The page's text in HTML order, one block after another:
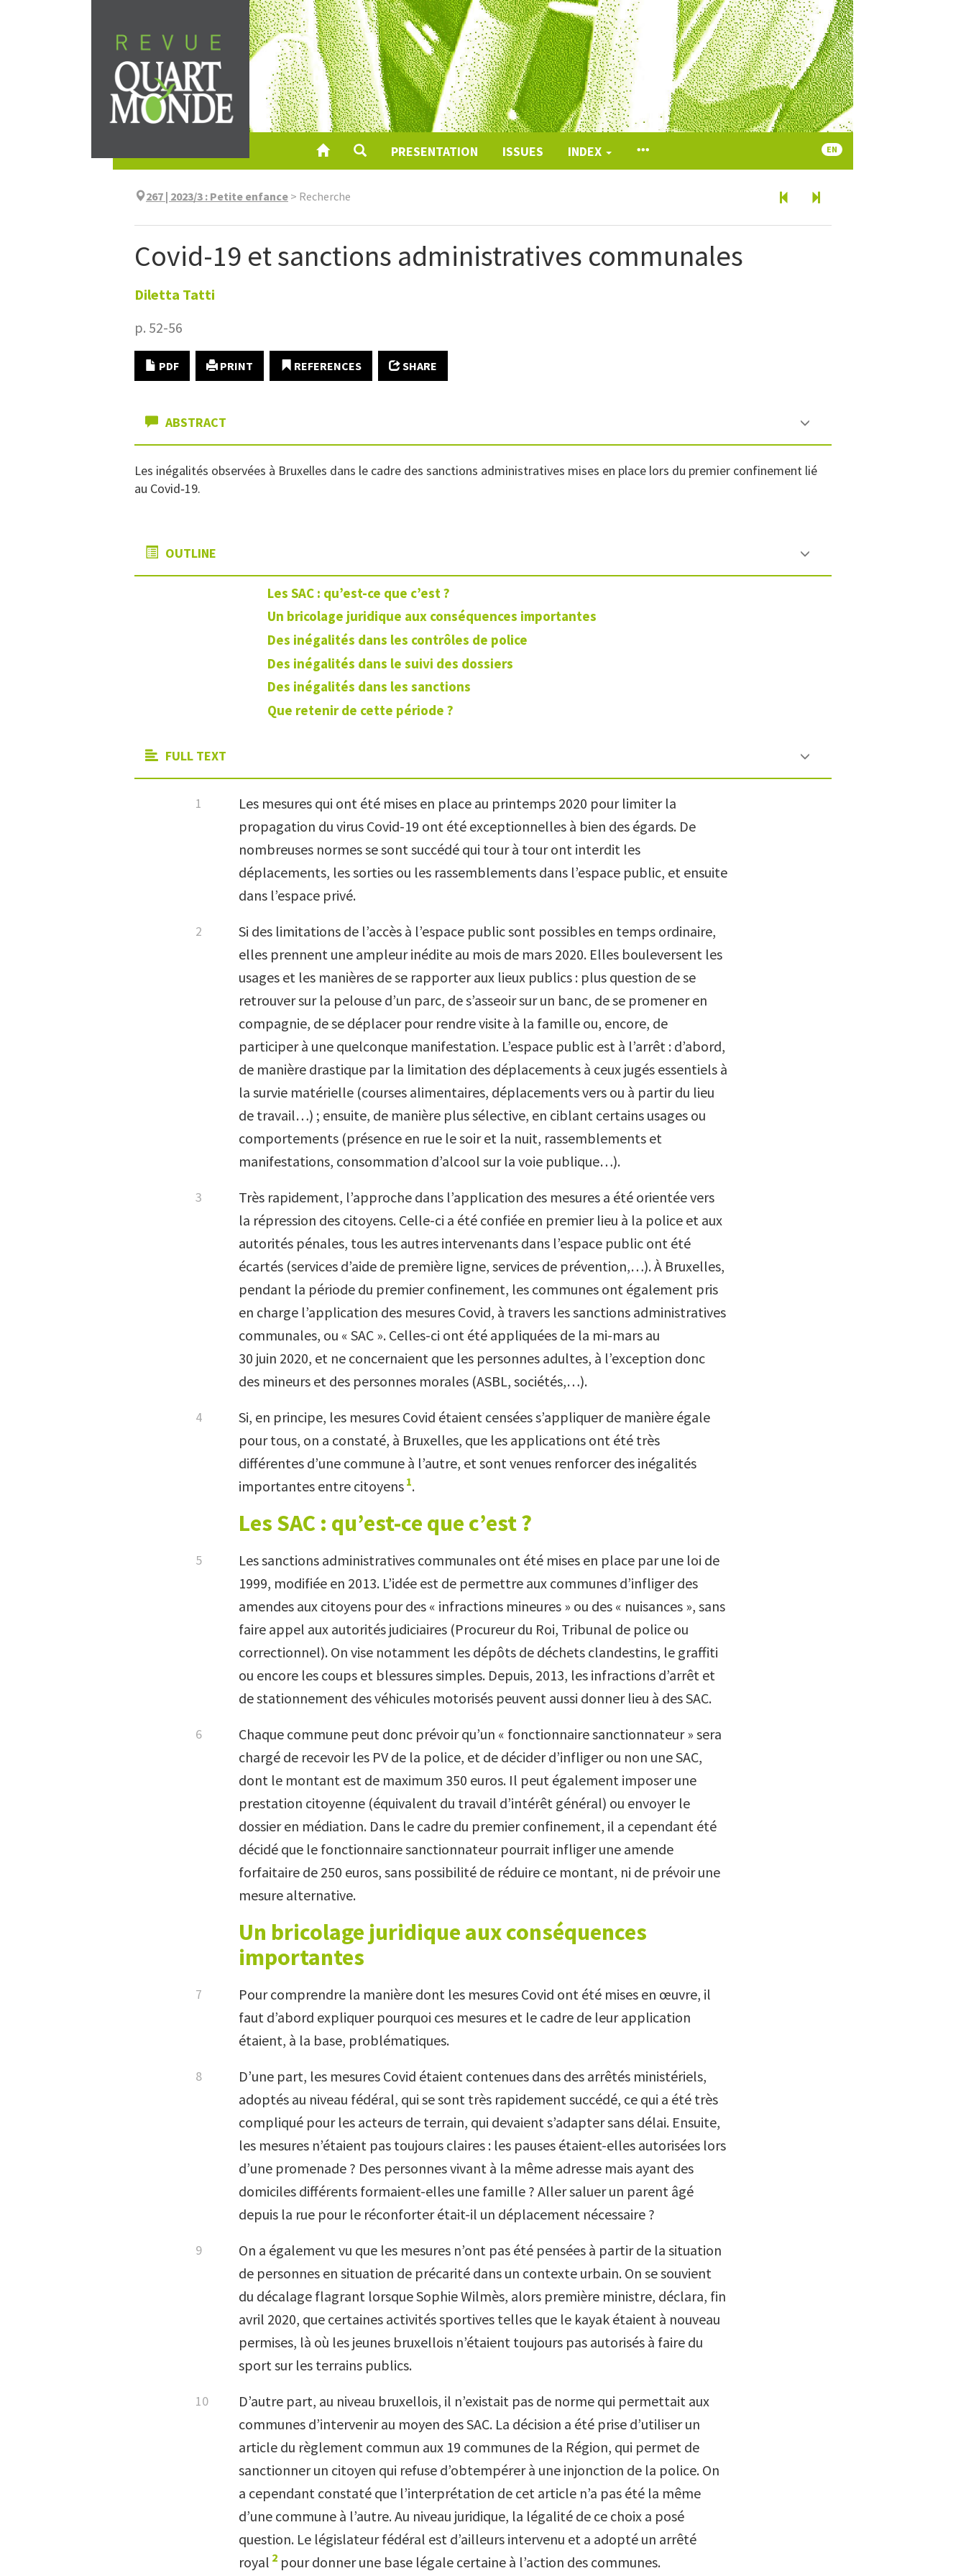
content
PRESENTATION ISSUES INDEX EN
267 | 2023/3 : Petite enfance > Recherche
Covid-19 et sanctions administratives communales
Diletta Tatti
p. 52-56
PDF PRINT REFERENCES SHARE
ABSTRACT
Les inégalités observées à Bruxelles dans le cadre des sanctions administratives mises en place lors du premier confinement lié
au Covid‑19.
OUTLINE
Les SAC : qu’est-ce que c’est ?
Un bricolage juridique aux conséquences importantes
Des inégalités dans les contrôles de police
Des inégalités dans le suivi des dossiers
Des inégalités dans les sanctions
Que retenir de cette période ?
FULL TEXT
Les mesures qui ont été mises en place au printemps 2020 pour limiter la
propagation du virus Covid-19 ont été exceptionnelles à bien des égards. De
nombreuses normes se sont succédé qui tour à tour ont interdit les
déplacements, les sorties ou les rassemblements dans l’espace public, et ensuite
dans l’espace privé.
Si des limitations de l’accès à l’espace public sont possibles en temps ordinaire,
elles prennent une ampleur inédite au mois de mars 2020. Elles bouleversent les
usages et les manières de se rapporter aux lieux publics : plus question de se
retrouver sur la pelouse d’un parc, de s’asseoir sur un banc, de se promener en
compagnie, de se déplacer pour rendre visite à la famille ou, encore, de
participer à une quelconque manifestation. L’espace public est à l’arrêt : d’abord,
de manière drastique par la limitation des déplacements à ceux jugés essentiels à
la survie matérielle (courses alimentaires, déplacements vers ou à partir du lieu
de travail…) ; ensuite, de manière plus sélective, en ciblant certains usages ou
comportements (présence en rue le soir et la nuit, rassemblements et
manifestations, consommation d’alcool sur la voie publique…).
Très rapidement, l’approche dans l’application des mesures a été orientée vers
la répression des citoyens. Celle-ci a été confiée en premier lieu à la police et aux
autorités pénales, tous les autres intervenants dans l’espace public ont été
écartés (services d’aide de première ligne, services de prévention,…). À Bruxelles,
pendant la période du premier confinement, les communes ont également pris
en charge l’application des mesures Covid, à travers les sanctions administratives
communales, ou « SAC ». Celles-ci ont été appliquées de la mi-mars au
30 juin 2020, et ne concernaient que les personnes adultes, à l’exception donc
des mineurs et des personnes morales (ASBL, sociétés,…).
Si, en principe, les mesures Covid étaient censées s’appliquer de manière égale
pour tous, on a constaté, à Bruxelles, que les applications ont été très
différentes d’une commune à l’autre, et sont venues renforcer des inégalités
importantes entre citoyens 1.
Les SAC : qu’est-ce que c’est ?
Les sanctions administratives communales ont été mises en place par une loi de
1999, modifiée en 2013. L’idée est de permettre aux communes d’infliger des
amendes aux citoyens pour des « infractions mineures » ou des « nuisances », sans
faire appel aux autorités judiciaires (Procureur du Roi, Tribunal de police ou
correctionnel). On vise notamment les dépôts de déchets clandestins, le graffiti
ou encore les coups et blessures simples. Depuis, 2013, les infractions d’arrêt et
de stationnement des véhicules motorisés peuvent aussi donner lieu à des SAC.
Chaque commune peut donc prévoir qu’un « fonctionnaire sanctionnateur » sera
chargé de recevoir les PV de la police, et de décider d’infliger ou non une SAC,
dont le montant est de maximum 350 euros. Il peut également imposer une
prestation citoyenne (équivalent du travail d’intérêt général) ou envoyer le
dossier en médiation. Dans le cadre du premier confinement, il a cependant été
décidé que le fonctionnaire sanctionnateur pourrait infliger une amende
forfaitaire de 250 euros, sans possibilité de réduire ce montant, ni de prévoir une
mesure alternative.
Un bricolage juridique aux conséquences
importantes
Pour comprendre la manière dont les mesures Covid ont été mises en œuvre, il
faut d’abord expliquer pourquoi ces mesures et le cadre de leur application
étaient, à la base, problématiques.
D’une part, les mesures Covid étaient contenues dans des arrêtés ministériels,
adoptés au niveau fédéral, qui se sont très rapidement succédé, ce qui a été très
compliqué pour les acteurs de terrain, qui devaient s’adapter sans délai. Ensuite,
les mesures n’étaient pas toujours claires : les pauses étaient-elles autorisées lors
d’une promenade ? Des personnes vivant à la même adresse mais ayant des
domiciles différents formaient-elles une famille ? Aller saluer un parent âgé
depuis la rue pour le réconforter était-il un déplacement nécessaire ?
On a également vu que les mesures n’ont pas été pensées à partir de la situation
de personnes en situation de précarité dans un contexte urbain. On se souvient
du décalage flagrant lorsque Sophie Wilmès, alors première ministre, déclara, fin
avril 2020, que certaines activités sportives telles que le kayak étaient à nouveau
permises, là où les jeunes bruxellois n’étaient toujours pas autorisés à faire du
sport sur les terrains publics.
D’autre part, au niveau bruxellois, il n’existait pas de norme qui permettait aux
communes d’intervenir au moyen des SAC. La décision a été prise d’utiliser un
article du règlement commun aux 19 communes de la Région, qui permet de
sanctionner un citoyen qui refuse d’obtempérer à une injonction de la police. On
a cependant constaté que l’interprétation de cet article n’a pas été la même
d’une commune à l’autre. Au niveau juridique, la légalité de ce choix a posé
question. Le législateur fédéral est d’ailleurs intervenu et a adopté un arrêté
royal 2 pour donner une base légale certaine à l’action des communes.